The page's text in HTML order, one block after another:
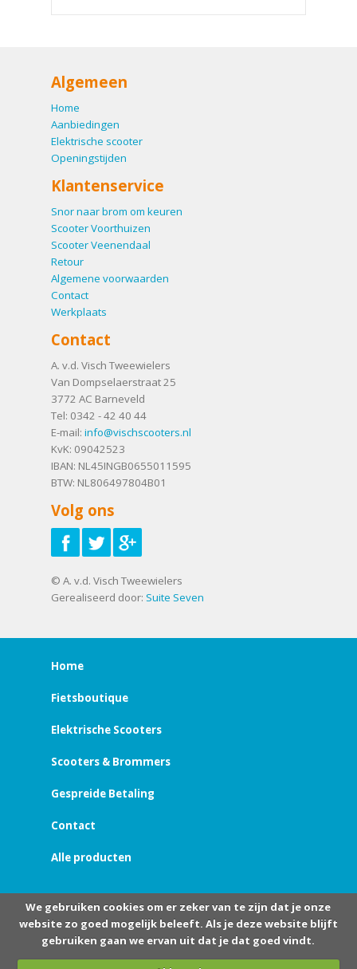
Algemeen
Home
Aanbiedingen
Elektrische scooter
Openingstijden
Klantenservice
Snor naar brom om keuren
Scooter Voorthuizen
Scooter Veenendaal
Retour
Algemene voorwaarden
Contact
Werkplaats
Contact
A. v.d. Visch Tweewielers
Van Dompselaerstraat 25
3772 AC Barneveld
Tel: 0342 - 42 40 44
E-mail: info@vischscooters.nl
KvK: 09042523
IBAN: NL45INGB0655011595
BTW: NL806497804B01
Volg ons
© A. v.d. Visch Tweewielers
Gerealiseerd door: Suite Seven
Home
Fietsboutique
Elektrische Scooters
Scooters & Brommers
Gespreide Betaling
Contact
Alle producten
We gebruiken cookies om er zeker van te zijn dat je onze
website zo goed mogelijk beleeft. Als je deze website blijft
gebruiken gaan we ervan uit dat je dat goed vindt.